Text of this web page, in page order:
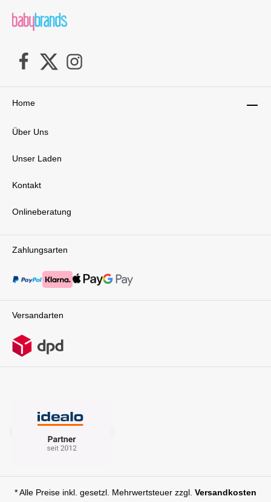
Zahlungsarten
Versandarten
Home
Über Uns
Unser Laden
Kontakt
Onlineberatung
* Alle Preise inkl. gesetzl. Mehrwertsteuer zzgl. Versandkosten